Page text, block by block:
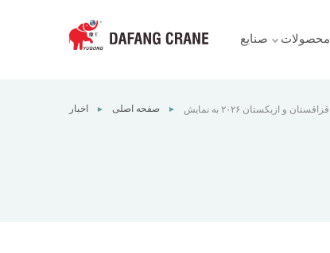
صنایع محصولات
صفحه اصلی ► اخبار ►
جرثقیل دافانگ در نمایشگاه‌های فلزکاری قزاقستان و ازبکستان ۲۰۲۶ به نمایش